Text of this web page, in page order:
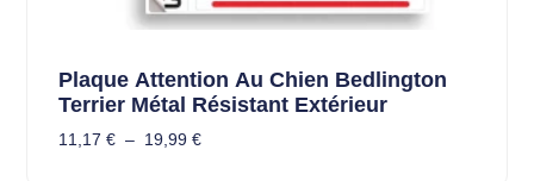
Plaque Attention Au Chien Bedlington
Terrier Métal Résistant Extérieur
11,17 € – 19,99 €